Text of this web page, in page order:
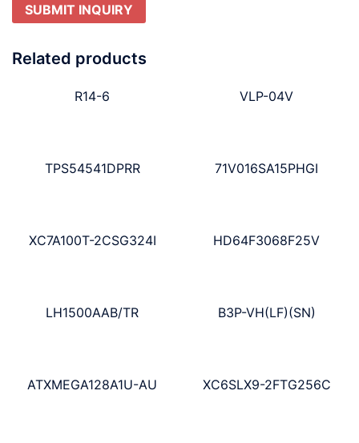
SUBMIT INQUIRY
Related products
R14-6 VLP-04V
TPS54541DPRR 71V016SA15PHGI
XC7A100T-2CSG324I HD64F3068F25V
LH1500AAB/TR B3P-VH(LF)(SN)
ATXMEGA128A1U-AU XC6SLX9-2FTG256C